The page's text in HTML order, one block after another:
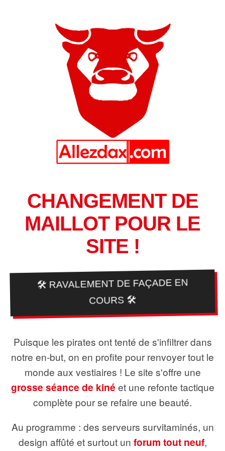
CHANGEMENT DE
MAILLOT POUR LE
SITE !
🛠️ RAVALEMENT DE FAÇADE EN
COURS 🛠️
Puisque les pirates ont tenté de s'infiltrer dans
notre en-but, on en profite pour renvoyer tout le
monde aux vestiaires ! Le site s'offre une
grosse séance de kiné et une refonte tactique
complète pour se refaire une beauté.
Au programme : des serveurs survitaminés, un
design affûté et surtout un forum tout neuf,